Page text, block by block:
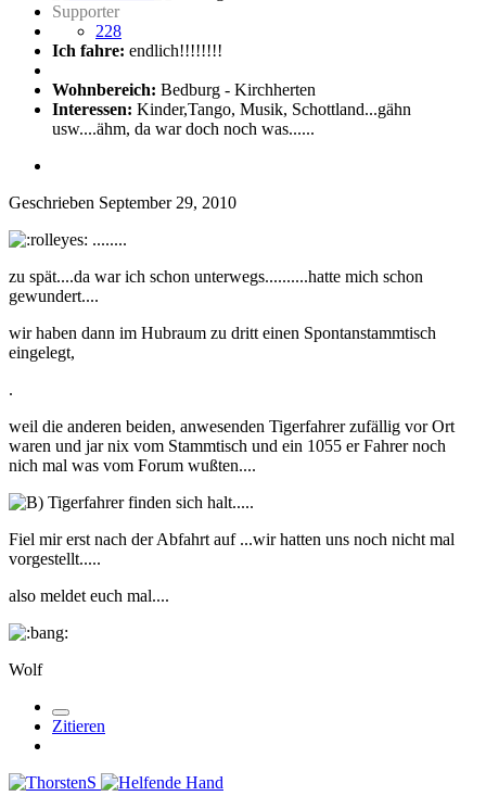
Supporter
228
Ich fahre: endlich!!!!!!!!
Wohnbereich: Bedburg - Kirchherten
Interessen: Kinder,Tango, Musik, Schottland...gähn
usw....ähm, da war doch noch was......
Geschrieben September 29, 2010
........
zu spät....da war ich schon unterwegs..........hatte mich schon
gewundert....
wir haben dann im Hubraum zu dritt einen Spontanstammtisch
eingelegt,
.
weil die anderen beiden, anwesenden Tigerfahrer zufällig vor Ort
waren und jar nix vom Stammtisch und ein 1055 er Fahrer noch
nich mal was vom Forum wußten....
Tigerfahrer finden sich halt.....
Fiel mir erst nach der Abfahrt auf ...wir hatten uns noch nicht mal
vorgestellt.....
also meldet euch mal....
Wolf
Zitieren